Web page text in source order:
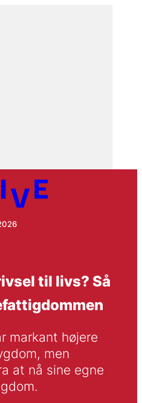
til livs? Så
markant højere
men
at nå sine egne